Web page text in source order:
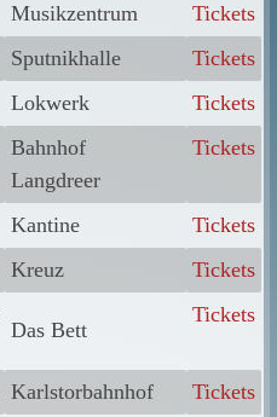
Musikzentrum
Tickets
Sputnikhalle
Tickets
Lokwerk Tickets
Bahnhof
Langdreer
Tickets
Kantine
Tickets
Kreuz Tickets
Das Bett
Tickets
Karlstorbahnhof
Tickets